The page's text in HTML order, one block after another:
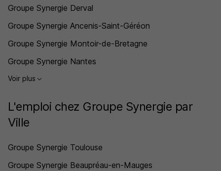
Groupe Synergie Derval
Groupe Synergie Ancenis-Saint-Géréon
Groupe Synergie Montoir-de-Bretagne
Groupe Synergie Nantes
Voir plus
L'emploi chez Groupe Synergie par
Ville
Groupe Synergie Toulouse
Groupe Synergie Beaupréau-en-Mauges